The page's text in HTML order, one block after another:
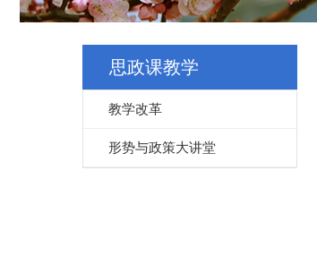
思政课教学
教学改革
形势与政策大讲堂